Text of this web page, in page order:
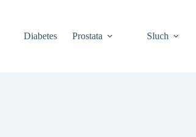
Diabetes Prostata Sluch